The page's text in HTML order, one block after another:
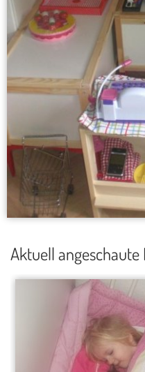
Aktuell angeschaute